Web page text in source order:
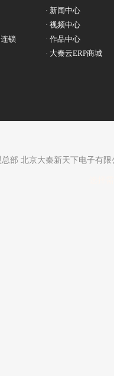
锁
· 新闻中心
· 视频中心
· 作品中心
· 大秦云ERP商城
部 北京大秦新天下电子有